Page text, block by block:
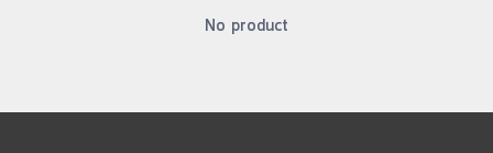
No product